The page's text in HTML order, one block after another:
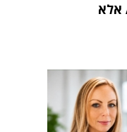
"האתגר הגדול אינו ה-AI אלא